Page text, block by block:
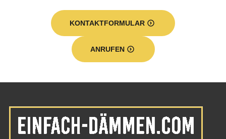
KONTAKTFORMULAR
ANRUFEN